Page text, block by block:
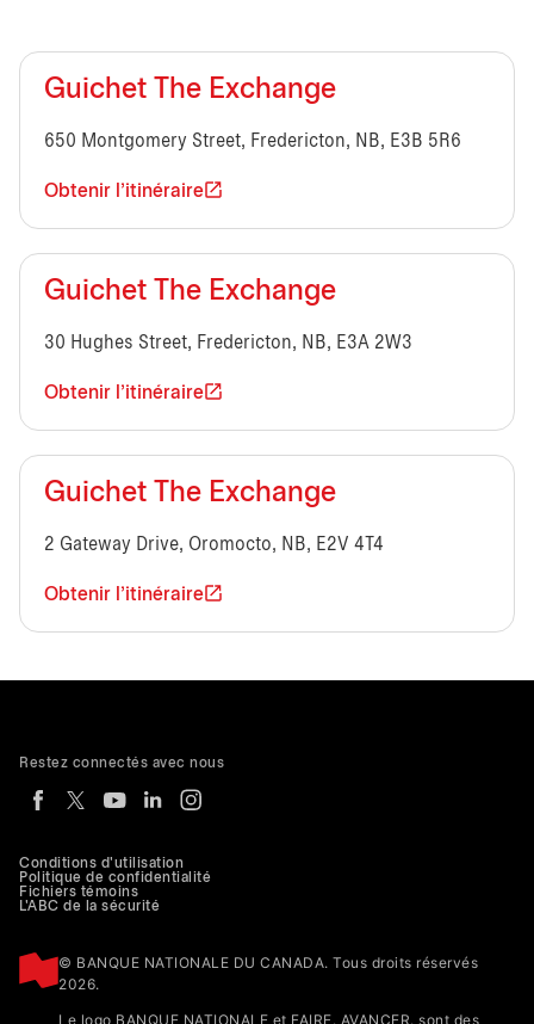
Guichet The Exchange
650 Montgomery Street, Fredericton, NB, E3B 5R6
Obtenir l'itinéraire
Guichet The Exchange
30 Hughes Street, Fredericton, NB, E3A 2W3
Obtenir l'itinéraire
Guichet The Exchange
2 Gateway Drive, Oromocto, NB, E2V 4T4
Obtenir l'itinéraire
Conditions d'utilisation
Politique de confidentialité
Fichiers témoins
L'ABC de la sécurité
© BANQUE NATIONALE DU CANADA. Tous droits réservés
2026.
Le logo BANQUE NATIONALE et FAIRE. AVANCER. sont des
Restez connectés avec nous